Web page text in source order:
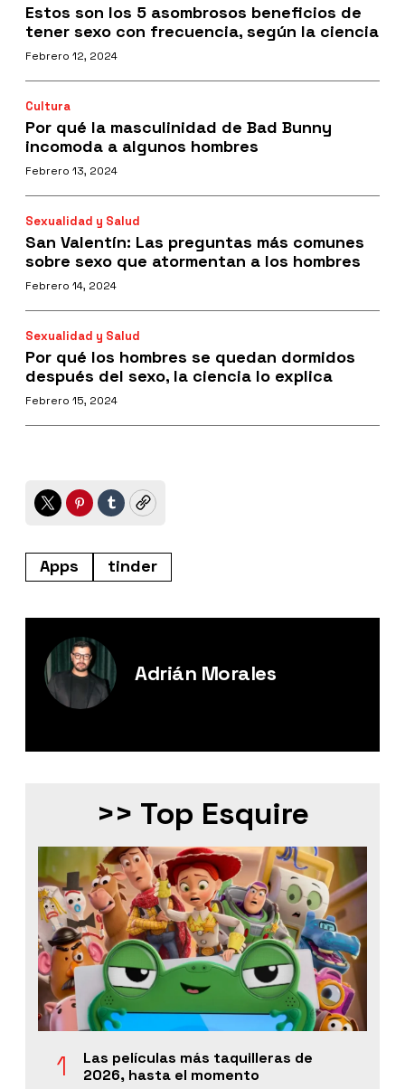
Estos son los 5 asombrosos beneficios de
tener sexo con frecuencia, según la ciencia
Febrero 12, 2024
Cultura
Por qué la masculinidad de Bad Bunny
incomoda a algunos hombres
Febrero 13, 2024
Sexualidad y Salud
San Valentín: Las preguntas más comunes
sobre sexo que atormentan a los hombres
Febrero 14, 2024
Sexualidad y Salud
Por qué los hombres se quedan dormidos
después del sexo, la ciencia lo explica
Febrero 15, 2024
TwitterPinterest
TumblrCopy
Apps tinder
Adrián Morales
>> Top Esquire
Las películas más taquilleras de
2026, hasta el momento